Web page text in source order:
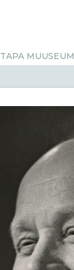
TAPA MUUSEUM